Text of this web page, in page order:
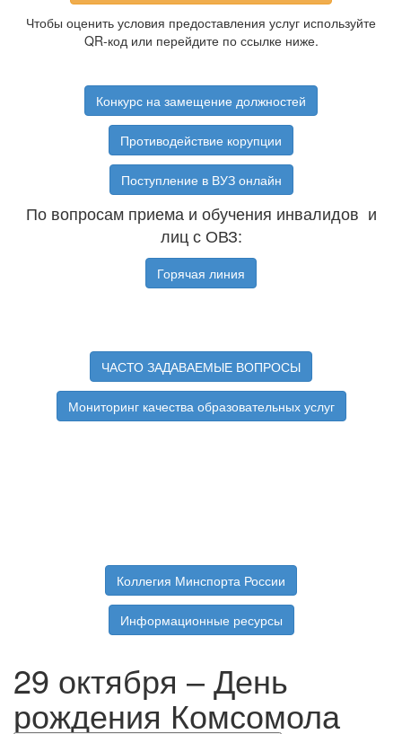
Чтобы оценить условия предоставления услуг используйте
QR-код или перейдите по ссылке ниже.
Конкурс на замещение должностей
Противодействие корупции
Поступление в ВУЗ онлайн
По вопросам приема и обучения инвалидов и
лиц с ОВЗ:
Горячая линия
ЧАСТО ЗАДАВАЕМЫЕ ВОПРОСЫ
Мониторинг качества образовательных услуг
Коллегия Минспорта России
Информационные ресурсы
29 октября – День
рождения Комсомола